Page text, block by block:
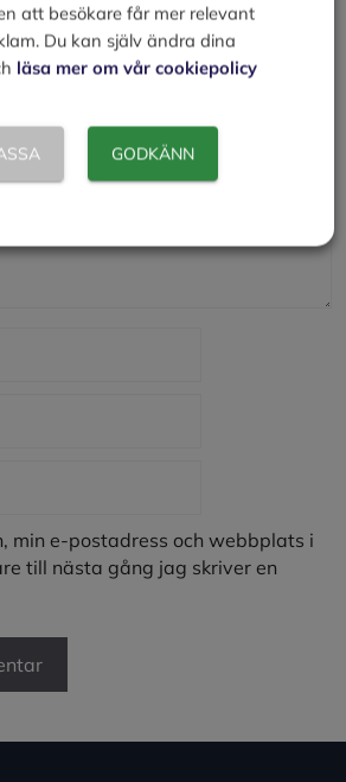
min e-postadress och webbplats i
till nästa gång jag skriver en
att besökare får mer relevant
Du kan själv ändra dina
läsa mer om vår cookiepolicy
GODKÄNN